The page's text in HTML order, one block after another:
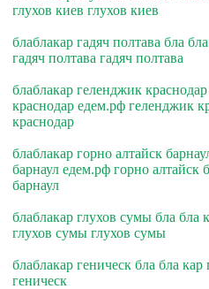
глухов киев глухов киев
блаблакар гадяч полтава бла
гадяч полтава гадяч полтава
блаблакар геленджик
краснодар едем.рф геленджик
краснодар
блаблакар горно алтайск
барнаул едем.рф горно алтайск
барнаул
блаблакар глухов сумы бла бла
глухов сумы глухов сумы
блаблакар геническ бла бла
геническ